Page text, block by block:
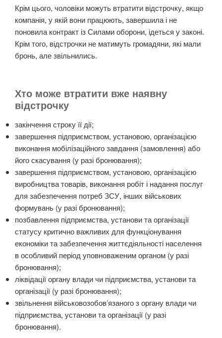
Крім цього, чоловіки можуть втратити відстрочку, якщо
компанія, у якій вони працюють, завершила і не
поновила контракт із Силами оборони, ідеться у законі.
Крім того, відстрочки не матимуть громадяни, які мали
бронь, але звільнились.
Хто може втратити вже наявну
відстрочку
закінчення строку її дії;
завершення підприємством, установою, організацією
виконання мобілізаційного завдання (замовлення) або
його скасування (у разі бронювання);
завершення підприємством, установою, організацією
виробництва товарів, виконання робіт і надання послуг
для забезпечення потреб ЗСУ, інших військових
формувань (у разі бронювання);
позбавлення підприємства, установи та організації
статусу критично важливих для функціонування
економіки та забезпечення життєдіяльності населення
в особливий період уповноваженим органом (у разі
бронювання);
ліквідації органу влади чи підприємства, установи та
організації (у разі бронювання);
звільнення військовозобов’язаного з органу влади чи
підприємства, установи та організації (у разі
бронювання).